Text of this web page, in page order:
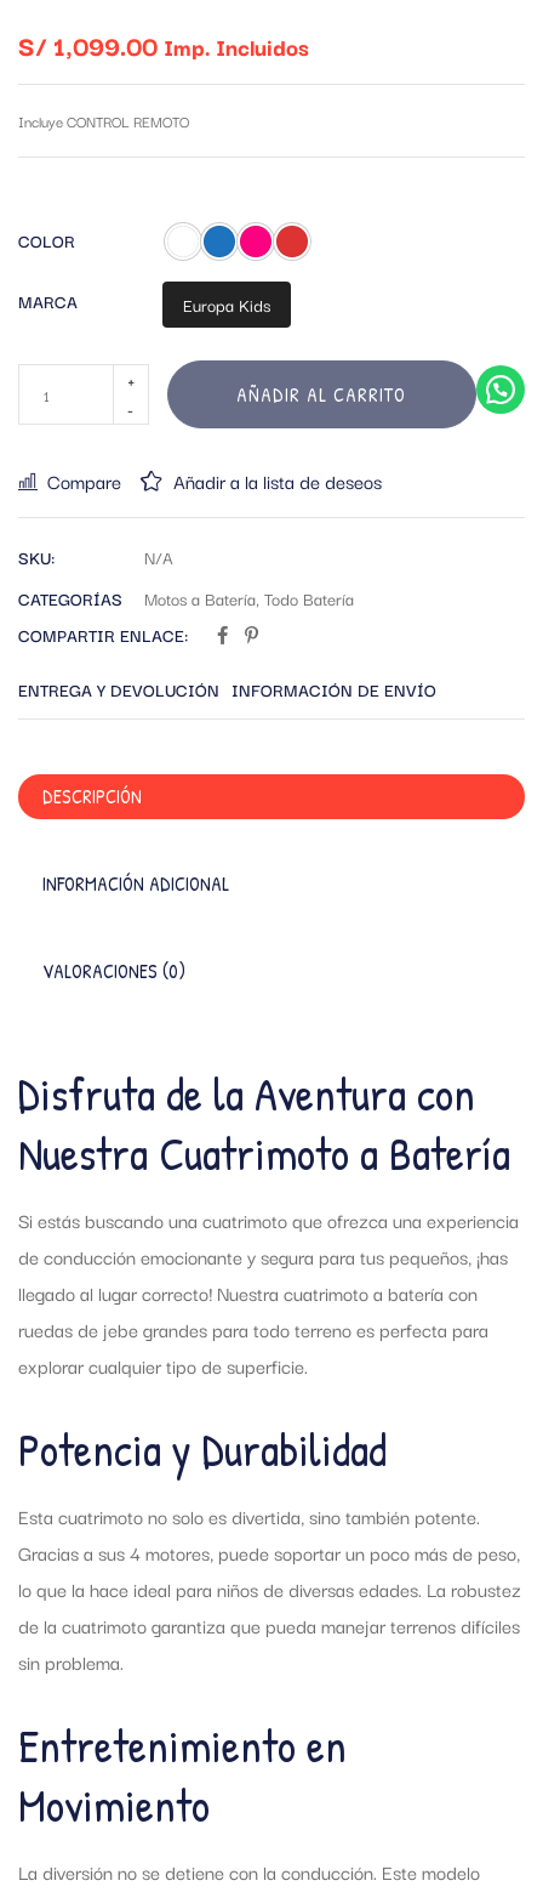
S/1,099.00 Imp. Incluidos
Incluye CONTROL REMOTO
COLOR
MARCA Europa Kids
AÑADIR AL CARRITO
Compare Añadir a la lista de deseos
SKU:
N/A
CATEGORÍAS
Motos a Batería, Todo Batería
COMPARTIR ENLACE:
ENTREGA Y DEVOLUCIÓN INFORMACIÓN DE ENVÍO
DESCRIPCIÓN
INFORMACIÓN ADICIONAL
VALORACIONES (0)
Disfruta de la Aventura con
Nuestra Cuatrimoto a Batería
Si estás buscando una cuatrimoto que ofrezca una experiencia
de conducción emocionante y segura para tus pequeños, ¡has
llegado al lugar correcto! Nuestra cuatrimoto a batería con
ruedas de jebe grandes para todo terreno es perfecta para
explorar cualquier tipo de superficie.
Potencia y Durabilidad
Esta cuatrimoto no solo es divertida, sino también potente.
Gracias a sus 4 motores, puede soportar un poco más de peso,
lo que la hace ideal para niños de diversas edades. La robustez
de la cuatrimoto garantiza que pueda manejar terrenos difíciles
sin problema.
Entretenimiento en
Movimiento
La diversión no se detiene con la conducción. Este modelo